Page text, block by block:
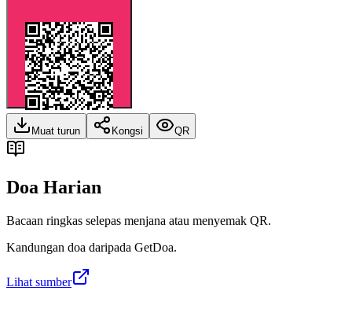
Muat turun Kongsi QR
Doa Harian
Bacaan ringkas selepas menjana atau menyemak QR.
Kandungan doa daripada GetDoa.
Lihat sumber